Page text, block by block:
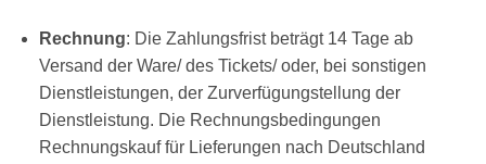
Rechnung: Die Zahlungsfrist beträgt 14 Tage ab
Versand der Ware/ des Tickets/ oder, bei sonstigen
Dienstleistungen, der Zurverfügungstellung der
Dienstleistung. Die Rechnungsbedingungen
Rechnungskauf für Lieferungen nach Deutschland